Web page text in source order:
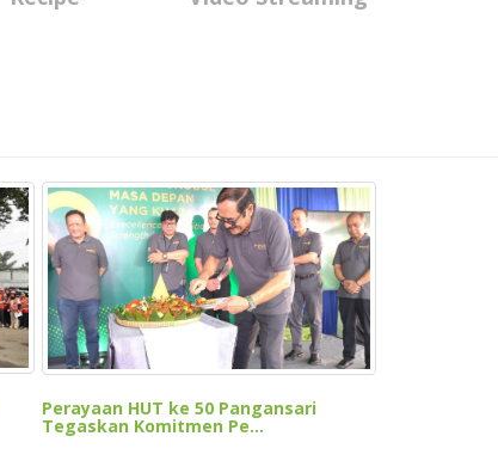
Perayaan HUT ke 50 Pangansari
Tegaskan Komitmen Pe...